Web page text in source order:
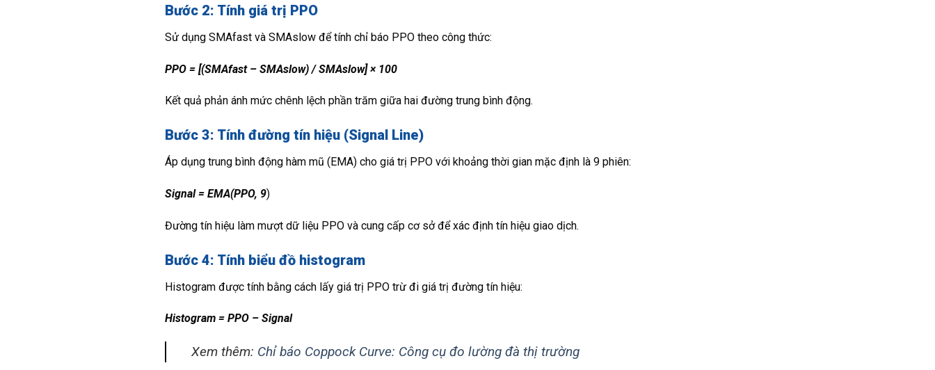
Bước 2: Tính giá trị PPO
Sử dụng SMAfast và SMAslow để tính chỉ báo PPO theo công thức:
PPO = [(SMAfast – SMAslow) / SMAslow] × 100
Kết quả phản ánh mức chênh lệch phần trăm giữa hai đường trung bình động.
Bước 3: Tính đường tín hiệu (Signal Line)
Áp dụng trung bình động hàm mũ (EMA) cho giá trị PPO với khoảng thời gian mặc định là 9 phiên:
Signal = EMA(PPO, 9)
Đường tín hiệu làm mượt dữ liệu PPO và cung cấp cơ sở để xác định tín hiệu giao dịch.
Bước 4: Tính biểu đồ histogram
Histogram được tính bằng cách lấy giá trị PPO trừ đi giá trị đường tín hiệu:
Histogram = PPO – Signal
Xem thêm: Chỉ báo Coppock Curve: Công cụ đo lường đà thị trường